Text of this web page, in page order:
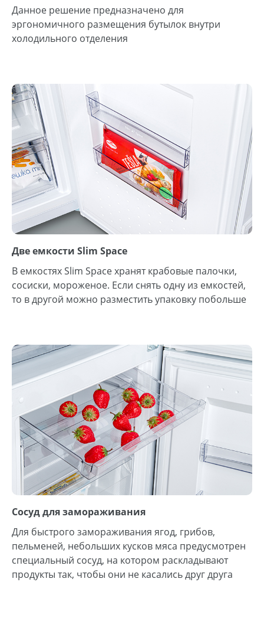
Данное решение предназначено для
эргономичного размещения бутылок внутри
холодильного отделения
Две емкости Slim Space
В емкостях Slim Space хранят крабовые палочки,
сосиски, мороженое. Если снять одну из емкостей,
то в другой можно разместить упаковку побольше
Сосуд для замораживания
Для быстрого замораживания ягод, грибов,
пельменей, небольших кусков мяса предусмотрен
специальный сосуд, на котором раскладывают
продукты так, чтобы они не касались друг друга